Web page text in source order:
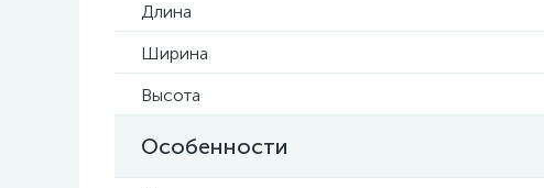
Длина
Ширина
Высота
Особенности